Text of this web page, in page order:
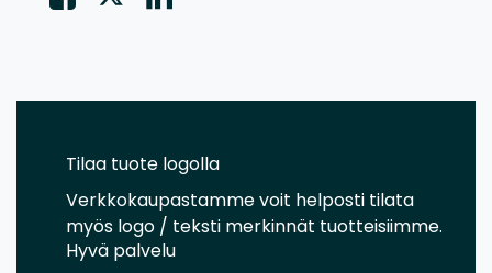
Tilaa tuote logolla
Verkkokaupastamme voit helposti tilata
myös logo / teksti merkinnät tuotteisiimme.
Hyvä palvelu